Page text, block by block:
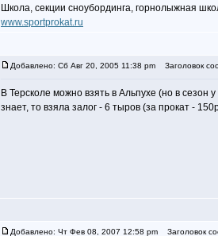
Школа, секции сноубординга, горнолыжная
www.sportprokat.ru
Добавлено: Сб Авг 20, 2005 11:38 pm Заголовок
В Терсколе можно взять в Альпухе (но в
знает, то взяла залог - 6 тыров (за прокат -
Добавлено: Чт Фев 08, 2007 12:58 pm Заголовок